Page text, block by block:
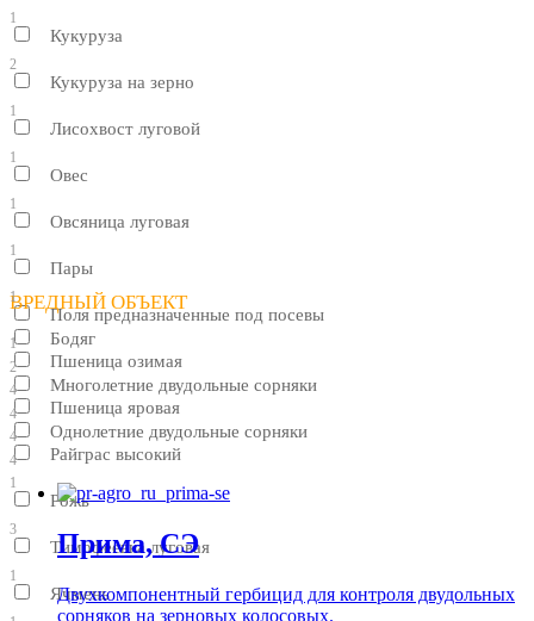
1
Кукуруза
2
Кукуруза на зерно
1
Лисохвост луговой
1
Овес
1
Овсяница луговая
1
Пары
1
Поля предназначенные под посевы
1
Пшеница озимая
4
Пшеница яровая
4
Райграс высокий
1
Рожь
3
Тимофеевка луговая
1
Ячмень
ВРЕДНЫЙ ОБЪЕКТ
Бодяг
2
Многолетние двудольные сорняки
4
Однолетние двудольные сорняки
4
Прима, СЭ
Двухкомпонентный гербицид для контроля двудольных
сорняков на зерновых колосовых.